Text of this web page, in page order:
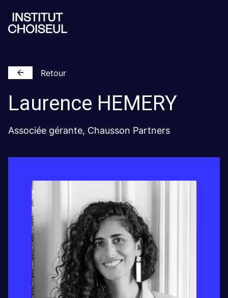
Retour
Laurence HEMERY
Associée gérante, Chausson Partners